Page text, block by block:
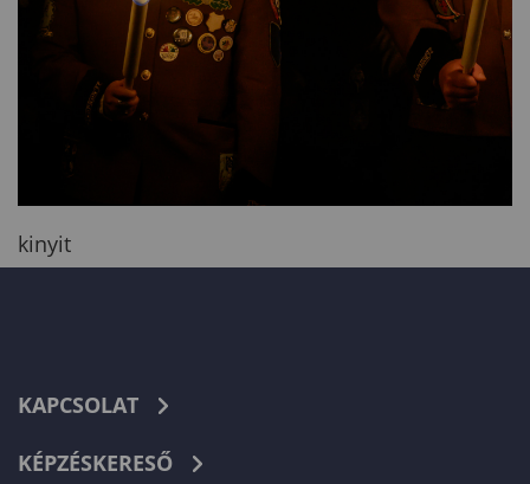
kinyit
KAPCSOLAT
KÉPZÉSKERESŐ